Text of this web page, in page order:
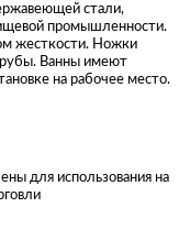
стали,
промышленности.
жесткости. Ножки
Ванны имеют
на рабочее место.
для использования на